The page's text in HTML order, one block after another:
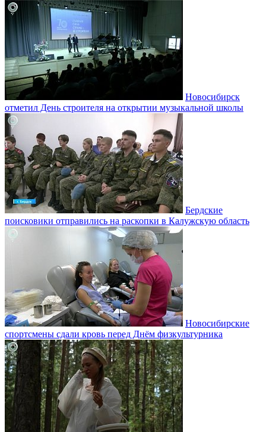
Новосибирск
отметил День строителя на открытии музыкальной школы
Бердские
поисковики отправились на раскопки в Калужскую область
Новосибирские
спортсмены сдали кровь перед Днём физкультурника